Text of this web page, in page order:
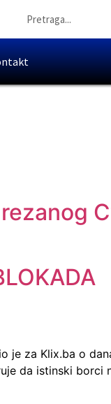
je za Klix.ba o
da istinski borci